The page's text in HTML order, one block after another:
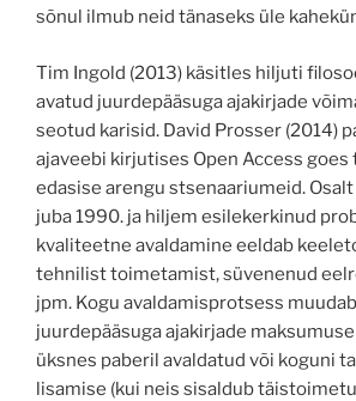
sõnul ilmub neid tänaseks üle
Tim Ingold (2013) käsitles hiljuti
avatud juurdepääsuga ajakirjade
seotud karisid. David Prosser (2014)
ajaveebi kirjutises Open Access goes
edasise arengu stsenaariumeid.
juba 1990. ja hiljem esilekerkinud
kvaliteetne avaldamine eeldab
tehnilist toimetamist, süvenenud
jpm. Kogu avaldamisprotsess
juurdepääsuga ajakirjade
üksnes paberil avaldatud või koguni
lisamise (kui neis sisaldub